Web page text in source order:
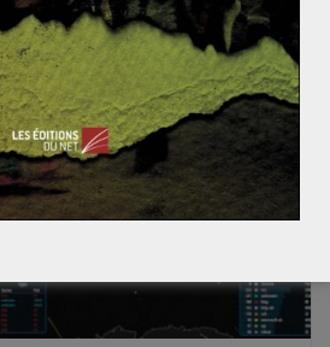
Le néoconservatisme américain